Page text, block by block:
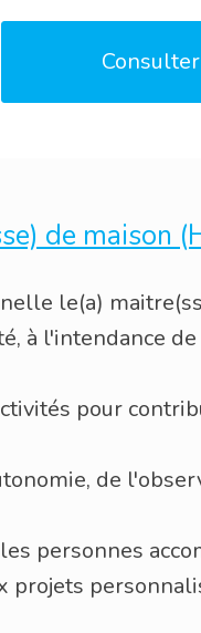
Consulter
de maison
le(a)
à l'intendance
pour
de
personnes
projets